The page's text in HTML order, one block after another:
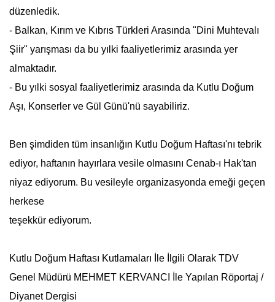
düzenledik.
- Balkan, Kırım ve Kıbrıs Türkleri Arasında "Dini Muhtevalı
Şiir" yarışması da bu yılki faaliyetlerimiz arasında yer
almaktadır.
- Bu yılki sosyal faaliyetlerimiz arasında da Kutlu Doğum
Aşı, Konserler ve Gül Günü'nü sayabiliriz.
Ben şimdiden tüm insanlığın Kutlu Doğum Haftası'nı tebrik
ediyor, haftanın hayırlara vesile olmasını Cenab-ı Hak'tan
niyaz ediyorum. Bu vesileyle organizasyonda emeği geçen
herkese
teşekkür ediyorum.
Kutlu Doğum Haftası Kutlamaları İle İlgili Olarak TDV
Genel Müdürü MEHMET KERVANCI İle Yapılan Röportaj /
Diyanet Dergisi